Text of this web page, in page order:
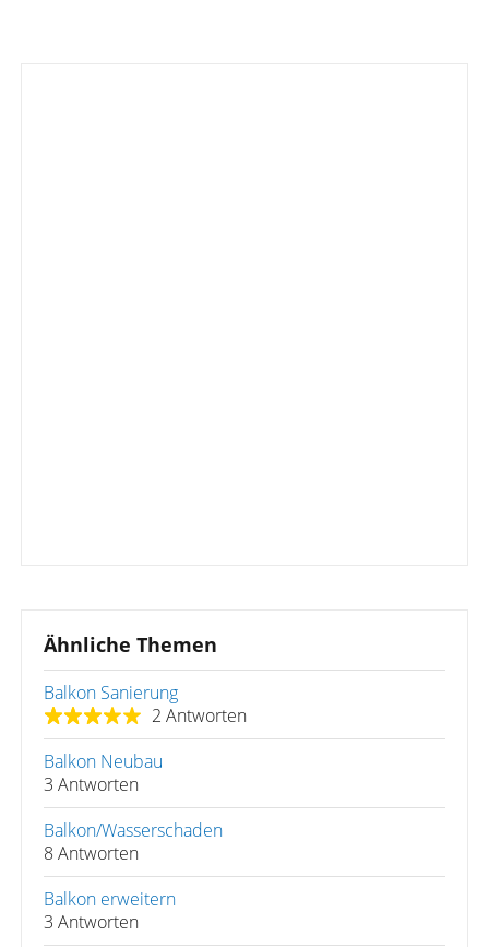
Ähnliche Themen
Balkon Sanierung
2 Antworten
Balkon Neubau
3 Antworten
Balkon/Wasserschaden
8 Antworten
Balkon erweitern
3 Antworten